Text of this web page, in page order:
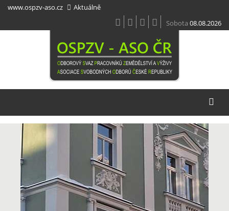
Přejít
obsahu
www.ospzv-aso.cz
Aktuálně
Sobota 08.08.2026